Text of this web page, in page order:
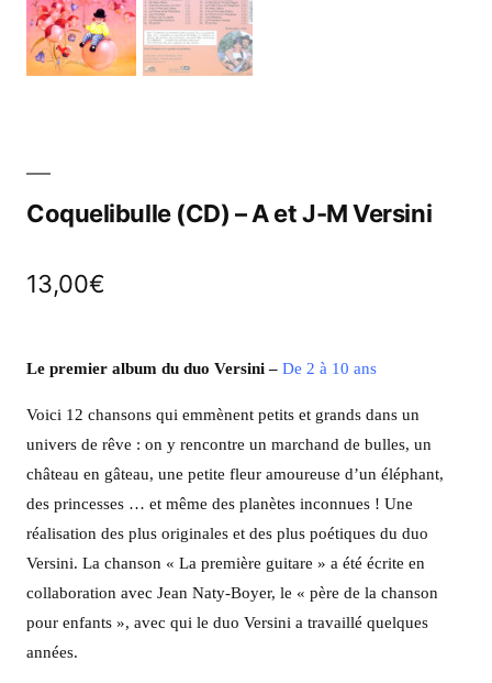
Coquelibulle (CD) – A et J-M Versini
13,00€
Le premier album du duo Versini– De 2 à 10 ans
Voici 12 chansons qui emmènent petits et grands dans un
univers de rêve : on y rencontre un marchand de bulles, un
château en gâteau, une petite fleur amoureuse d’un éléphant,
des princesses … et même des planètes inconnues ! Une
réalisation des plus originales et des plus poétiques du duo
Versini. La chanson « La première guitare » a été écrite en
collaboration avec Jean Naty-Boyer, le « père de la chanson
pour enfants », avec qui le duo Versini a travaillé quelques
années.